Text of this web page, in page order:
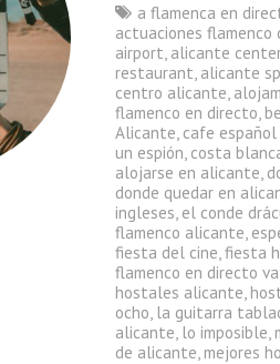
a flamenca en
actuaciones flamenco
airport, alicante
restaurant, alicante
centro alicante,
flamenco en directo,
Alicante, cafe
un espión, costa
alojarse en alicante,
donde quedar en
ingleses, el conde
flamenco alicante,
fiesta del cine,fiesta
flamenco en directo
hostales alicante,
ocho, la guitarra
alicante, lo imposible,
de alicante, mejores